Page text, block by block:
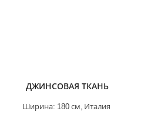
ДЖИНСОВАЯ ТКАНЬ
Италия
Ширина: 180 см,